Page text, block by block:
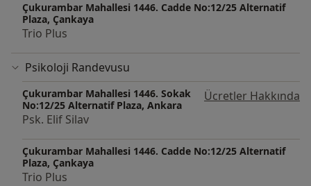
Çukurambar Mahallesi 1446. Cadde No:12/25 Alternatif
Plaza, Çankaya
Trio Plus
Psikoloji Randevusu
Çukurambar Mahallesi 1446. Sokak
No:12/25 Alternatif Plaza, Ankara
Ücretler Hakkında
Psk. Elif Silav
Çukurambar Mahallesi 1446. Cadde No:12/25 Alternatif
Plaza, Çankaya
Trio Plus